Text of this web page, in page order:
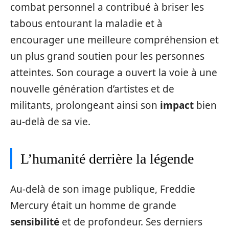
combat personnel a contribué à briser les
tabous entourant la maladie et à
encourager une meilleure compréhension et
un plus grand soutien pour les personnes
atteintes. Son courage a ouvert la voie à une
nouvelle génération d’artistes et de
militants, prolongeant ainsi son impact bien
au-delà de sa vie.
L’humanité derrière la légende
Au-delà de son image publique, Freddie
Mercury était un homme de grande
sensibilité et de profondeur. Ses derniers